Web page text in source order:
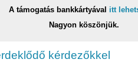
A támogatás bankkártyával itt
Nagyon köszönjük.
kérdezőkkel